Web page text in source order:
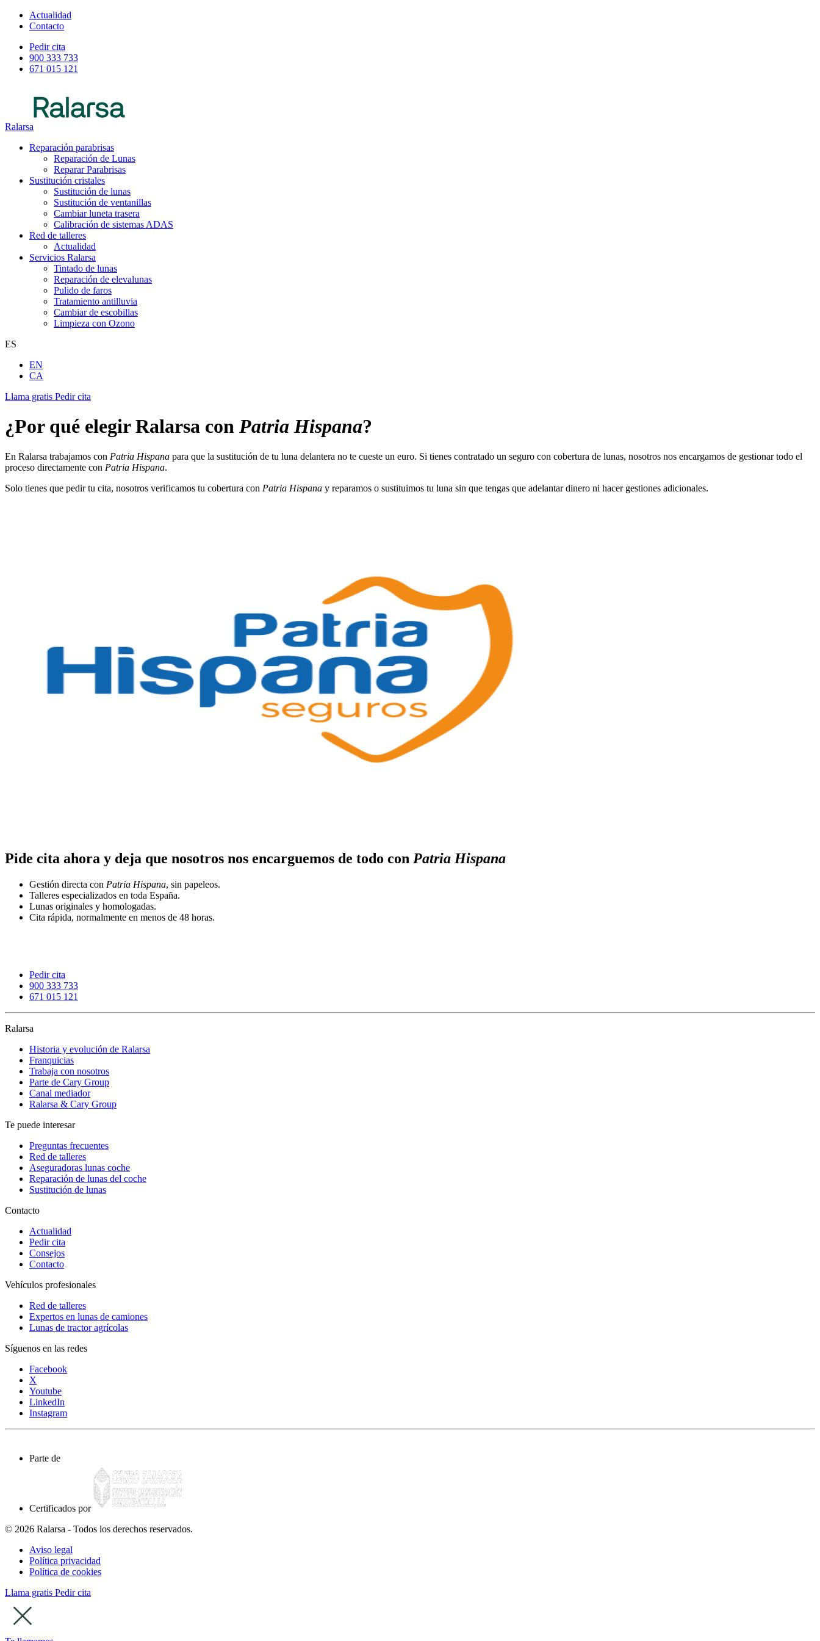
Actualidad
Contacto
Pedir cita
900 333 733
671 015 121
Ralarsa
Reparación parabrisas
Reparación de Lunas
Reparar Parabrisas
Sustitución cristales
Sustitución de lunas
Sustitución de ventanillas
Cambiar luneta trasera
Calibración de sistemas ADAS
Red de talleres
Actualidad
Servicios Ralarsa
Tintado de lunas
Reparación de elevalunas
Pulido de faros
Tratamiento antilluvia
Cambiar de escobillas
Limpieza con Ozono
ES
EN
CA
Llama gratis Pedir cita
¿Por qué elegir Ralarsa con Patria Hispana?
En Ralarsa trabajamos con Patria Hispana para que la sustitución de tu luna delantera no te cueste un euro. Si tienes contratado un seguro con cobertura de lunas, nosotros nos encargamos de gestionar todo el
proceso directamente con Patria Hispana.
Solo tienes que pedir tu cita, nosotros verificamos tu cobertura con Patria Hispana y reparamos o sustituimos tu luna sin que tengas que adelantar dinero ni hacer gestiones adicionales.
Pide cita ahora y deja que nosotros nos encarguemos de todo con Patria Hispana
Gestión directa con Patria Hispana, sin papeleos.
Talleres especializados en toda España.
Lunas originales y homologadas.
Cita rápida, normalmente en menos de 48 horas.
Pedir cita
900 333 733
671 015 121
Ralarsa
Historia y evolución de Ralarsa
Franquicias
Trabaja con nosotros
Parte de Cary Group
Canal mediador
Ralarsa & Cary Group
Te puede interesar
Preguntas frecuentes
Red de talleres
Aseguradoras lunas coche
Reparación de lunas del coche
Sustitución de lunas
Contacto
Actualidad
Pedir cita
Consejos
Contacto
Vehículos profesionales
Red de talleres
Expertos en lunas de camiones
Lunas de tractor agrícolas
Síguenos en las redes
Facebook
X
Youtube
LinkedIn
Instagram
Parte de
Certificados por
© 2026 Ralarsa - Todos los derechos reservados.
Aviso legal
Política privacidad
Política de cookies
Llama gratis Pedir cita